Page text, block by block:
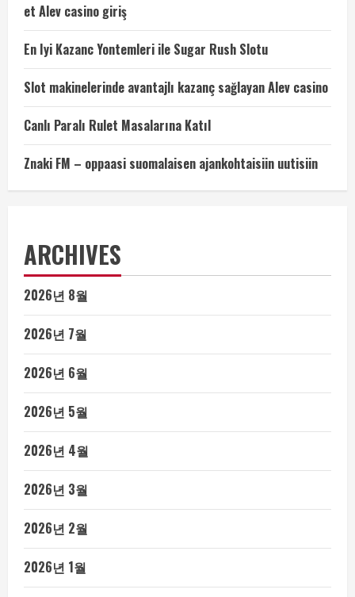
et Alev casino giriş
En Iyi Kazanc Yontemleri ile Sugar Rush Slotu
Slot makinelerinde avantajlı kazanç sağlayan Alev casino
Canlı Paralı Rulet Masalarına Katıl
Znaki FM – oppaasi suomalaisen ajankohtaisiin uutisiin
ARCHIVES
2026년 8월
2026년 7월
2026년 6월
2026년 5월
2026년 4월
2026년 3월
2026년 2월
2026년 1월